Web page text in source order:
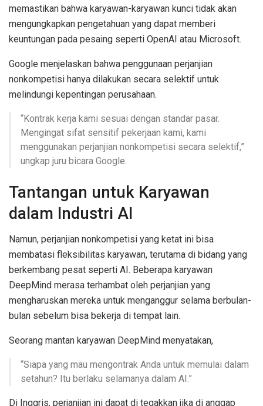
memastikan bahwa karyawan-karyawan kunci tidak akan
mengungkapkan pengetahuan yang dapat memberi
keuntungan pada pesaing seperti OpenAI atau Microsoft.
Google menjelaskan bahwa penggunaan perjanjian
nonkompetisi hanya dilakukan secara selektif untuk
melindungi kepentingan perusahaan.
“Kontrak kerja kami sesuai dengan standar pasar.
Mengingat sifat sensitif pekerjaan kami, kami
menggunakan perjanjian nonkompetisi secara selektif,”
ungkap juru bicara Google.
Tantangan untuk Karyawan
dalam Industri AI
Namun, perjanjian nonkompetisi yang ketat ini bisa
membatasi fleksibilitas karyawan, terutama di bidang yang
berkembang pesat seperti AI. Beberapa karyawan
DeepMind merasa terhambat oleh perjanjian yang
mengharuskan mereka untuk menganggur selama berbulan-
bulan sebelum bisa bekerja di tempat lain.
Seorang mantan karyawan DeepMind menyatakan,
“Siapa yang mau mengontrak Anda untuk memulai dalam
setahun? Itu berlaku selamanya dalam AI.”
Di Inggris, perjanjian ini dapat di tegakkan jika di anggap